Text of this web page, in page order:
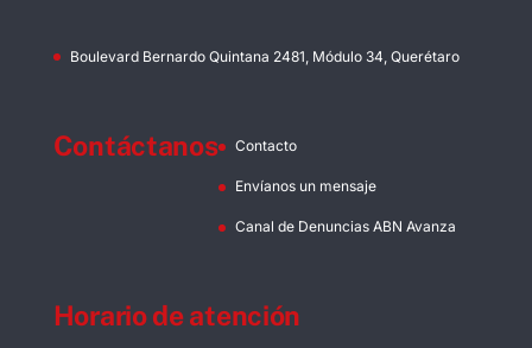
Boulevard Bernardo Quintana 2481, Módulo 34, Querétaro
Contáctanos Contacto
Envíanos un mensaje
Canal de Denuncias ABN Avanza
Horario de atención